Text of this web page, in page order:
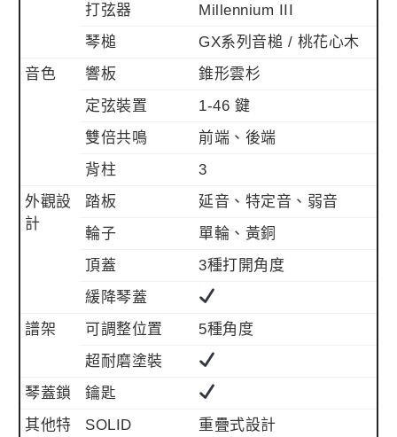
打弦器
Millennium III
琴槌
GX系列音槌 / 桃花心木
音色
響板
錐形雲杉
定弦裝置
1-46 鍵
雙倍共鳴
前端、後端
背柱
3
外觀設
計
踏板
延音、特定音、弱音
輪子
單輪、黃銅
頂蓋
3種打開角度
緩降琴蓋
譜架
可調整位置
5種角度
超耐磨塗裝
琴蓋鎖
鑰匙
其他特
SOLID
重疊式設計